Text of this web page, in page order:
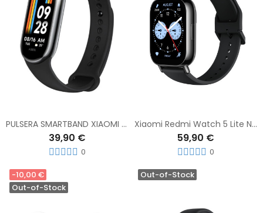
PULSERA SMARTBAND XIAOMI MI BAND 8 NEGRA
39,90 €
0
Xiaomi Redmi Watch 5 Lite Negro
59,90 €
0
-10,00 €
Out-of-Stock
Out-of-Stock